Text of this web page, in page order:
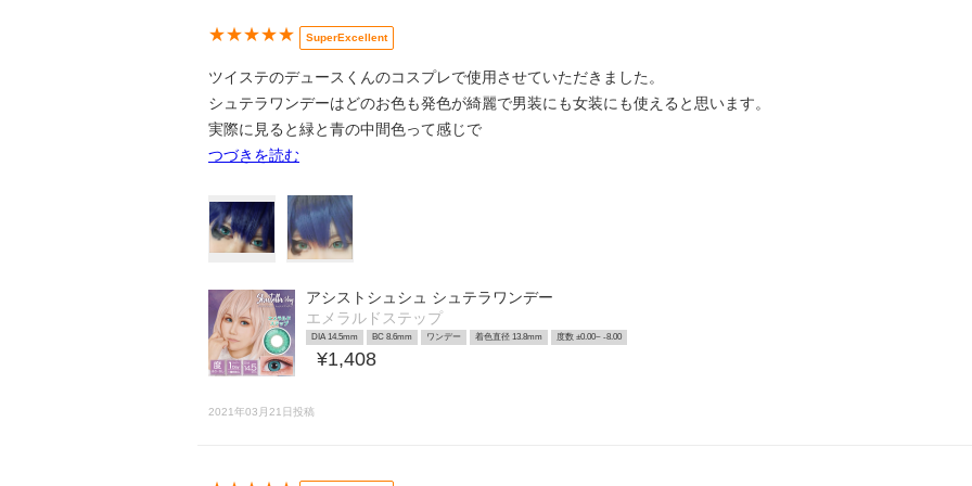
★★★★★ SuperExcellent
ツイステのデュースくんのコスプレで使用させていただきました。
シュテラワンデーはどのお色も発色が綺麗で男装にも女装にも使えると思います。
実際に見ると緑と青の中間色って感じで
つづきを読む
アシストシュシュ シュテラワンデー
エメラルドステップ
DIA 14.5mm BC 8.6mm ワンデー 着色直径 13.8mm 度数 ±0.00~ -8.00
¥1,408
2021年03月21日投稿